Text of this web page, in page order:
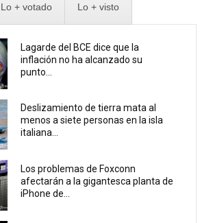
Lo + votado Lo + visto
Lagarde del BCE dice que la
inflación no ha alcanzado su
punto...
Deslizamiento de tierra mata al
menos a siete personas en la isla
italiana...
Los problemas de Foxconn
afectarán a la gigantesca planta de
iPhone de...